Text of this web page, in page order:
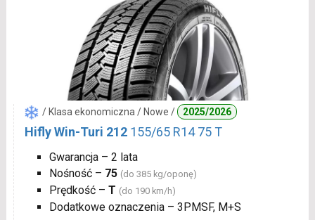
/ Klasa ekonomiczna / Nowe / 2025/2026
Hifly Win-Turi 212 155/65 R14 75 T
Gwarancja – 2 lata
Nośność – 75 (do 385 kg/oponę)
Prędkość – T (do 190 km/h)
Dodatkowe oznaczenia – 3PMSF, M+S